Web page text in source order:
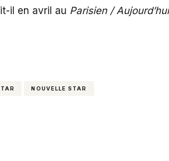
il en avril au Parisien /
NOUVELLE STAR